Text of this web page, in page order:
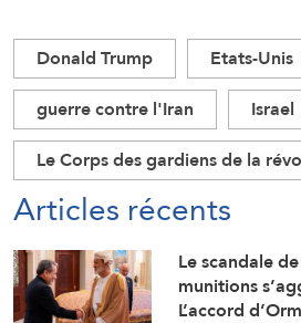
Donald Trump
Etats-Unis
guerre contre l'Iran
Israel
Le Corps des gardiens de la
Articles récents
Le scandale
munitions
L’accord